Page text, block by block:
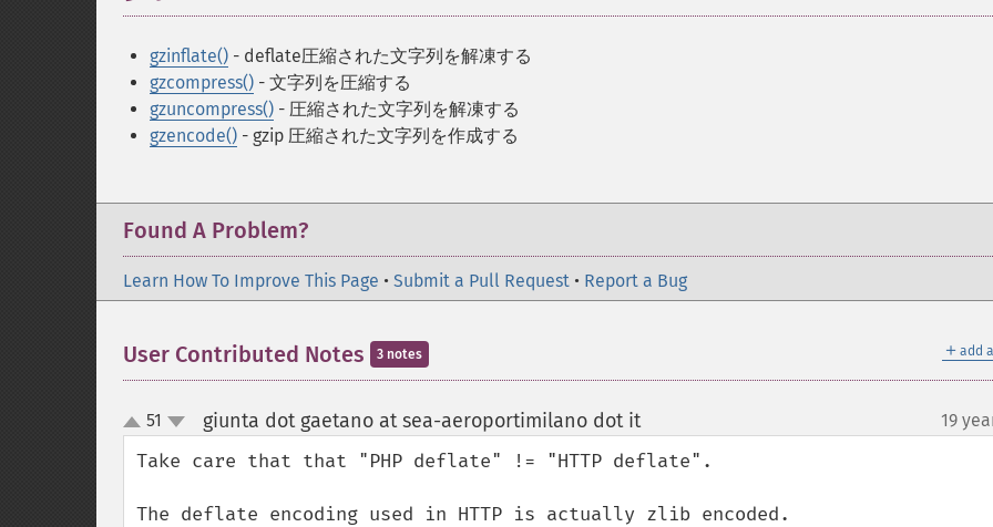
gzinflate() - deflate圧縮された文字列を解凍する
gzcompress() - 文字列を圧縮する
gzuncompress() - 圧縮された文字列を解凍する
gzencode() - gzip 圧縮された文字列を作成する
Found A Problem?
Learn How To Improve This Page • Submit a Pull Request • Report a Bug
＋ add
User Contributed Notes 3 notes
up
down
51 giunta dot gaetano at sea-aeroportimilano dot it¶ 19
Take care that that "PHP deflate" != "HTTP deflate".
The deflate encoding used in HTTP is actually zlib encoded.